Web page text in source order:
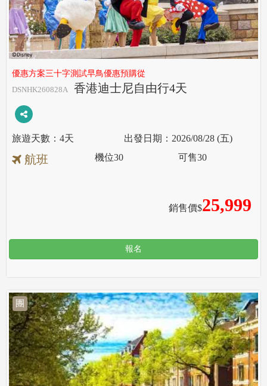
優惠方案三十字測試早鳥優惠預購從
DSNHK260828A
香港迪士尼自由行4天
4天 2026/08/28 (五)
航班
銷售價$25,999
機位30 可售30
報名
團